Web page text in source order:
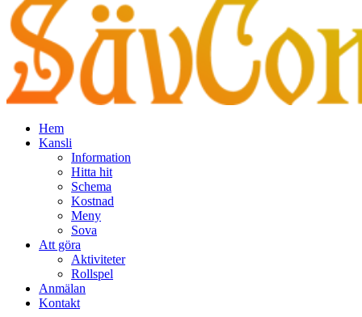
Hem
Kansli
Information
Hitta hit
Schema
Kostnad
Meny
Sova
Att göra
Aktiviteter
Rollspel
Anmälan
Kontakt